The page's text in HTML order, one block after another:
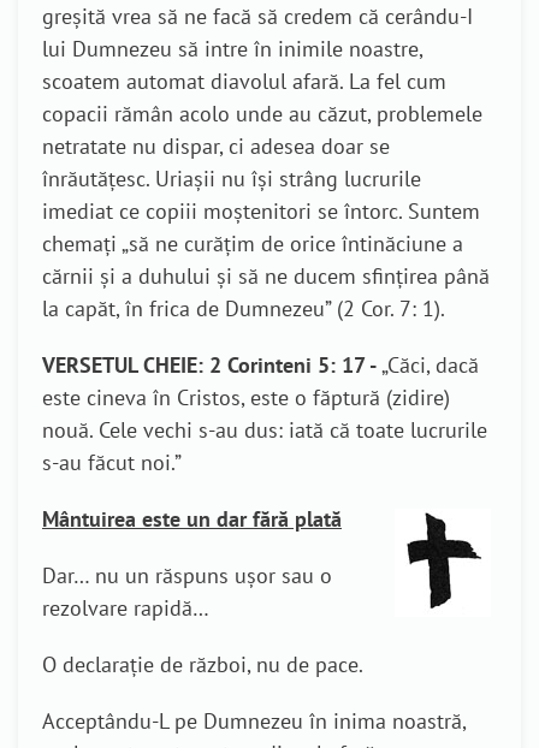
greşită vrea să ne facă să credem că cerându-I
lui Dumnezeu să intre în inimile noastre,
scoatem automat diavolul afară. La fel cum
copacii rămân acolo unde au căzut, problemele
netratate nu dispar, ci adesea doar se
înrăutăţesc. Uriaşii nu îşi strâng lucrurile
imediat ce copiii moştenitori se întorc. Suntem
chemaţi „să ne curăţim de orice întinăciune a
cărnii şi a duhului şi să ne ducem sfinţirea până
la capăt, în frica de Dumnezeu” (2 Cor. 7: 1).
VERSETUL CHEIE: 2 Corinteni 5: 17 -„Căci, dacă
este cineva în Cristos, este o făptură (zidire)
nouă. Cele vechi s-au dus: iată că toate lucrurile
s-au făcut noi.”
Mântuirea este un dar fără plată
Dar… nu un răspuns uşor sau o
rezolvare rapidă…
O declaraţie de război, nu de pace.
Acceptându-L pe Dumnezeu în inima noastră,